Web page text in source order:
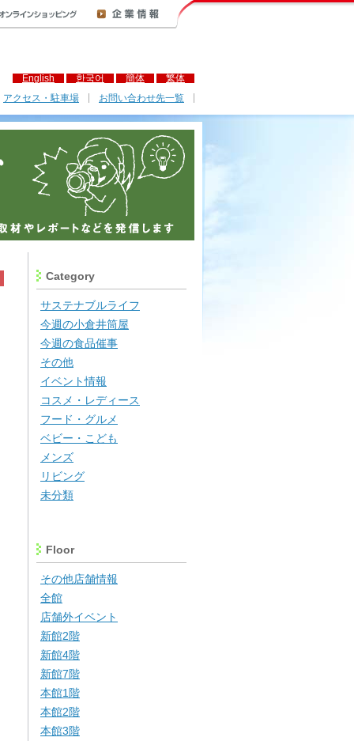
English 한국어 簡体 繁体
アクセス・駐車場 お問い合わせ先一覧
Category
サステナブルライフ
今週の小倉井筒屋
今週の食品催事
その他
イベント情報
コスメ・レディース
フード・グルメ
ベビー・こども
メンズ
リビング
未分類
Floor
その他店舗情報
全館
店舗外イベント
新館2階
新館4階
新館7階
本館1階
本館2階
本館3階